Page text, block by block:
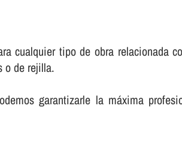
cualquier tipo de obra relacionada
o de rejilla.
garantizarle la máxima